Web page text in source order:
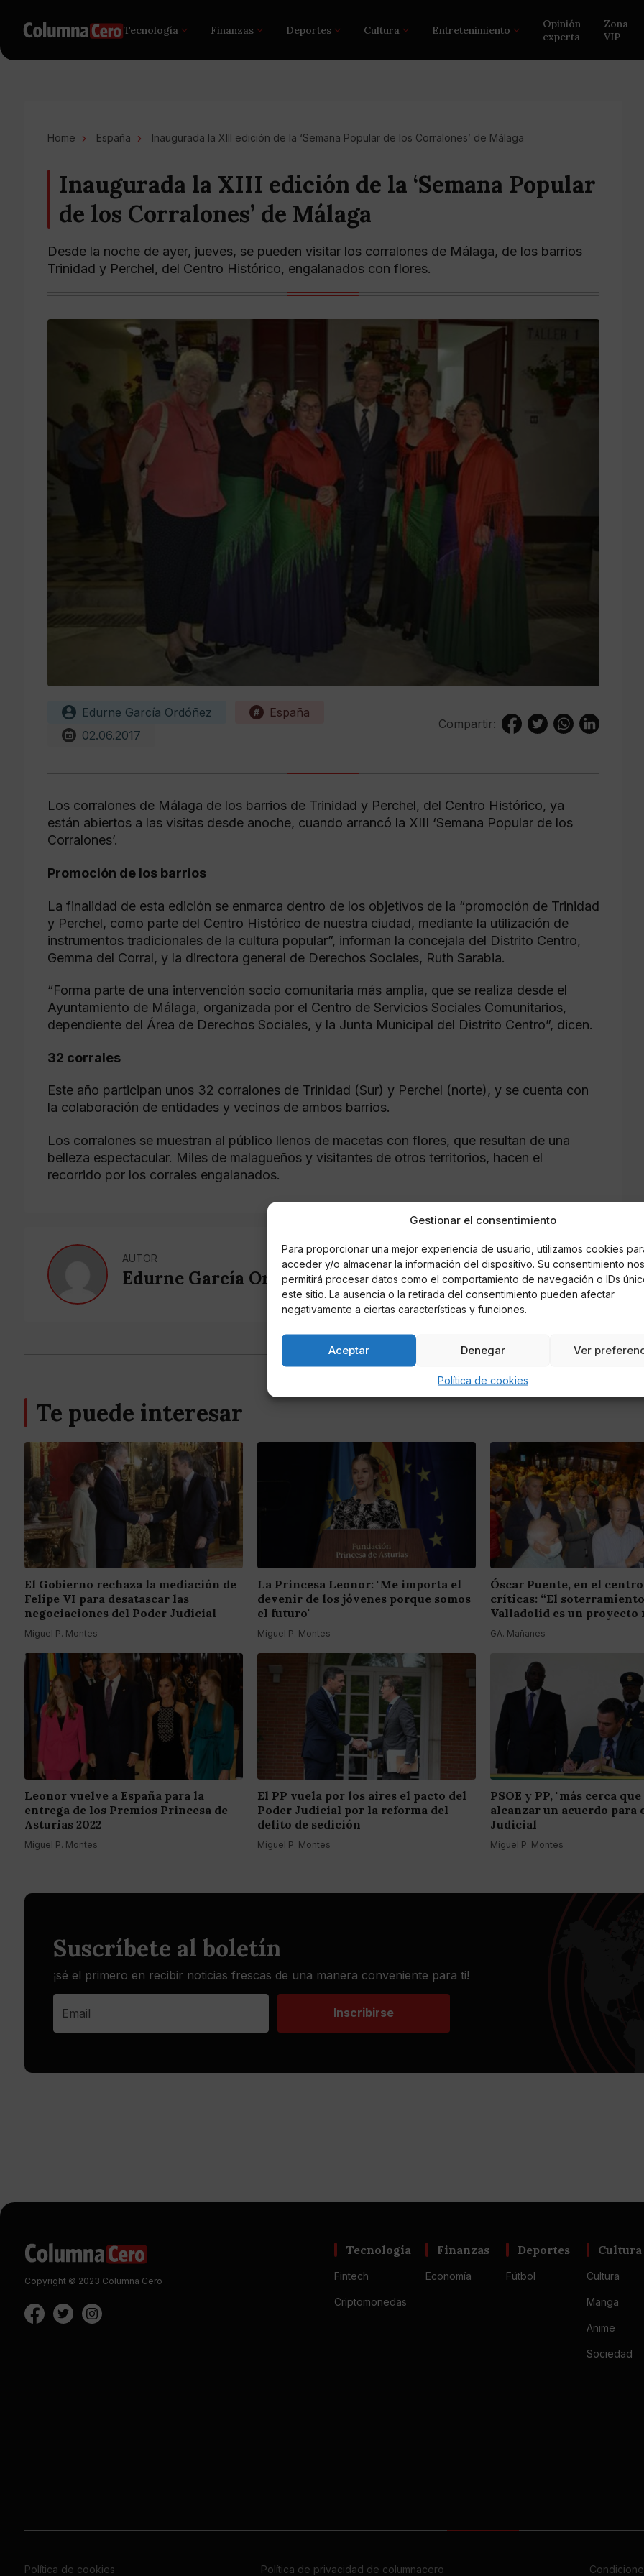
Gestionar el consentimiento
Para proporcionar una mejor experiencia de usuario, utilizamos cookies
acceder y/o almacenar la información del dispositivo. Su consentimiento nos
permitirá procesar datos como el comportamiento de navegación o IDs
este sitio. La ausencia o la retirada del consentimiento pueden afectar
negativamente a ciertas características y funciones.
Aceptar Denegar Ver
Política de cookies
Tecnología Finanzas Deportes Cultura Entretenimiento
Opinión
experta
Zona
VIP
Home España Inaugurada la XIII edición de la ‘Semana Popular de los Corralones’ de Málaga
Inaugurada la XIII edición de la ‘Semana Popular
de los Corralones’ de Málaga
Desde la noche de ayer, jueves, se pueden visitar los corralones de Málaga, de los barrios
Trinidad y Perchel, del Centro Histórico, engalanados con flores.
Edurne García Ordóñez
España
02.06.2017
Compartir:
Los corralones de Málaga de los barrios de Trinidad y Perchel, del Centro Histórico, ya
están abiertos a las visitas desde anoche, cuando arrancó la XIII ‘Semana Popular de los
Corralones’.
Promoción de los barrios
La finalidad de esta edición se enmarca dentro de los objetivos de la “promoción de Trinidad
y Perchel, como parte del Centro Histórico de nuestra ciudad, mediante la utilización de
instrumentos tradicionales de la cultura popular”, informan la concejala del Distrito Centro,
Gemma del Corral, y la directora general de Derechos Sociales, Ruth Sarabia.
“Forma parte de una intervención socio comunitaria más amplia, que se realiza desde el
Ayuntamiento de Málaga, organizada por el Centro de Servicios Sociales Comunitarios,
dependiente del Área de Derechos Sociales, y la Junta Municipal del Distrito Centro”, dicen.
32 corrales
Este año participan unos 32 corralones de Trinidad (Sur) y Perchel (norte), y se cuenta con
la colaboración de entidades y vecinos de ambos barrios.
Los corralones se muestran al público llenos de macetas con flores, que resultan de una
belleza espectacular. Miles de malagueños y visitantes de otros territorios, hacen el
recorrido por los corrales engalanados.
AUTOR
Edurne García Ordóñez
Te puede interesar
El Gobierno rechaza la mediación de
Felipe VI para desatascar las
negociaciones del Poder Judicial
Miguel P. Montes
La Princesa Leonor: "Me importa el
devenir de los jóvenes porque somos
el futuro"
Miguel P. Montes
Óscar Puente, en el
críticas: “El
Valladolid es un proyecto
GA. Mañanes
Leonor vuelve a España para la
entrega de los Premios Princesa de
Asturias 2022
Miguel P. Montes
El PP vuela por los aires el pacto del
Poder Judicial por la reforma del
delito de sedición
Miguel P. Montes
PSOE y PP, "más cerca
alcanzar un acuerdo para
Judicial
Miguel P. Montes
Suscríbete al boletín
¡sé el primero en recibir noticias frescas de una manera conveniente para ti!
Inscribirse
Copyright © 2023 Columna Cero
Tecnología
Fintech
Criptomonedas
Finanzas
Economía
Deportes
Fútbol
Cultura
Cultura
Manga
Anime
Sociedad
Política de cookies Política de privacidad de columnacero